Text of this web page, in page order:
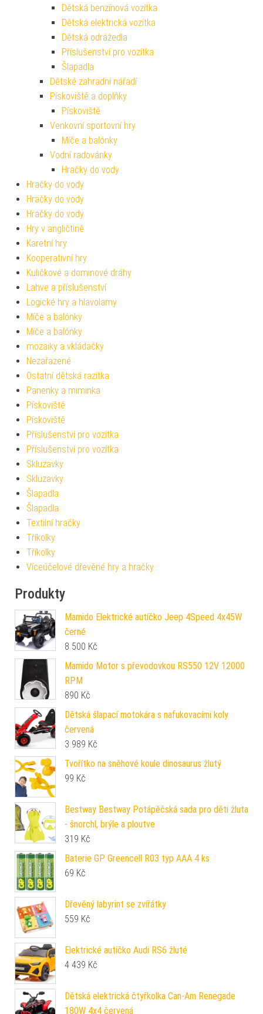
Dětská benzínová vozítka
Dětská elektrická vozítka
Dětská odrážedla
Příslušenství pro vozítka
Šlapadla
Dětské zahradní nářadí
Pískoviště a doplňky
Pískoviště
Venkovní sportovní hry
Míče a balónky
Vodní radovánky
Hračky do vody
Hračky do vody
Hračky do vody
Hračky do vody
Hry v angličtině
Karetní hry
Kooperativní hry
Kuličkové a dominové dráhy
Lahve a příslušenství
Logické hry a hlavolamy
Míče a balónky
Míče a balónky
mozaiky a vkládačky
Nezařazené
Ostatní dětská razítka
Panenky a miminka
Pískoviště
Pískoviště
Příslušenství pro vozítka
Příslušenství pro vozítka
Skluzavky
Skluzavky
Šlapadla
Šlapadla
Textilní hračky
Tříkolky
Tříkolky
Víceúčelové dřevěné hry a hračky
Produkty
Mamido Elektrické autíčko Jeep 4Speed 4x45W
černé
8 500 Kč
Mamido Motor s převodovkou RS550 12V 12000
RPM
890 Kč
Dětská šlapací motokára s nafukovacími koly
červená
3 989 Kč
Tvořítko na sněhové koule dinosaurus žlutý
99 Kč
Bestway Bestway Potápěčská sada pro děti žluta
- šnorchl, brýle a ploutve
319 Kč
Baterie GP Greencell R03 typ AAA 4 ks
69 Kč
Dřevěný labyrint se zvířátky
559 Kč
Elektrické autíčko Audi RS6 žluté
4 439 Kč
Dětská elektrická čtyřkolka Can-Am Renegade
180W 4x4 červená